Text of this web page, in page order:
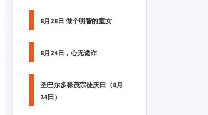
8月28日 做个明智的童女
8月24日，心无诡诈
圣巴尔多禄茂宗徒庆日（8月
24日）